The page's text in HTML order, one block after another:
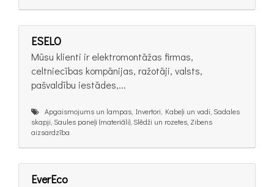
ESELO
Mūsu klienti ir elektromontāžas firmas,
celtniecības kompānijas, ražotāji, valsts,
pašvaldību iestādes,...
Apgaismojums un lampas, Invertori, Kabeļi un vadi, Sadales
skapji, Saules paneļi (materiāli), Slēdži un rozetes, Zibens
aizsardzība
EverEco